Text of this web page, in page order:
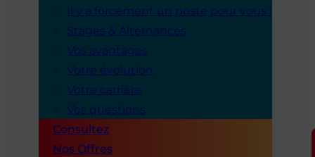
Il y a forcément un poste pour vous !
Stages & Alternances
Vos avantages
Votre évolution
Votre carrière
Vos questions
Consultez
Nos Offres